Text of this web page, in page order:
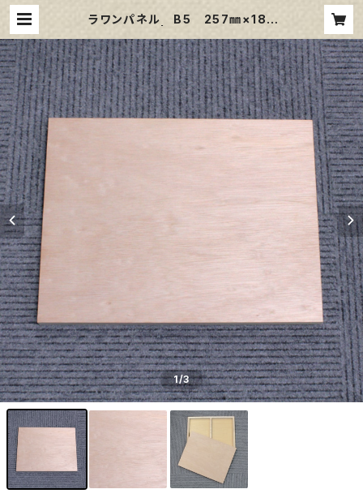
ラワンパネル B5 257㎜×182
1/3